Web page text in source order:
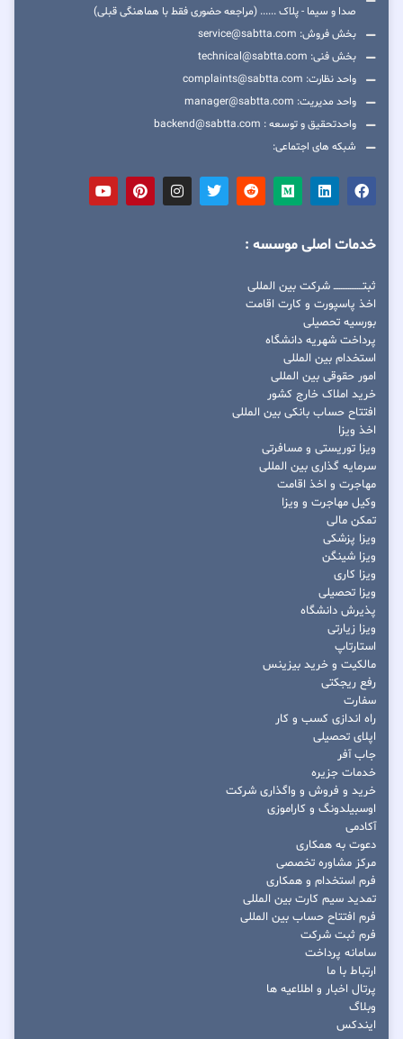
صدا و سیما - پلاک ...... (مراجعه حضوری فقط با هماهنگی قبلی)
بخش فروش: service@sabtta.com
بخش فنی: technical@sabtta.com
واحد نظارت: complaints@sabtta.com
واحد مدیریت: manager@sabtta.com
واحدتحقیق و توسعه : backend@sabtta.com
شبکه های اجتماعی:
خدمات اصلی موسسه :
ثبتــــــــــــــــ شرکت بین المللی
اخذ پاسپورت و کارت اقامت
بورسیه تحصیلی
پرداخت شهریه دانشگاه
استخدام بین المللی
امور حقوقی بین المللی
خرید املاک خارج کشور
افتتاح حساب بانکی بین المللی
اخذ ویزا
ویزا توریستی و مسافرتی
سرمایه گذاری بین المللی
مهاجرت و اخذ اقامت
وکیل مهاجرت و ویزا
تمکن مالی
ویزا پزشکی
ویزا شینگن
ویزا کاری
ویزا تحصیلی
پذیرش دانشگاه
ویزا زیارتی
استارتاپ
مالکیت و خرید بیزینس
رفع ریجکتی
سفارت
راه اندازی کسب و کار
اپلای تحصیلی
جاب آفر
خدمات جزیره
خرید و فروش و واگذاری شرکت
اوسبیلدونگ و کاراموزی
آکادمی
دعوت به همکاری
مرکز مشاوره تخصصی
فرم استخدام و همکاری
تمدید سیم کارت بین المللی
فرم افتتاح حساب بین المللی
فرم ثبت شرکت
سامانه پرداخت
ارتباط با ما
پرتال اخبار و اطلاعیه ها
وبلاگ
ایندکس